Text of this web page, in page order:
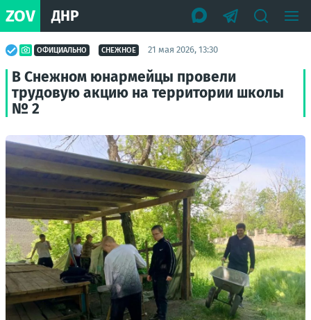
ZOV ДНР
ОФИЦИАЛЬНО СНЕЖНОЕ 21 мая 2026, 13:30
В Снежном юнармейцы провели
трудовую акцию на территории школы
№ 2